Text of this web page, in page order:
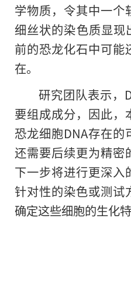
学物质，令其中一个
细丝状的染色质显现
前的恐龙化石中可能
在。
研究团队表示，
要组成成分，因此，
恐龙细胞DNA存在
还需要后续更为精密
下一步将进行更深入
针对性的染色或测试
确定这些细胞的生化